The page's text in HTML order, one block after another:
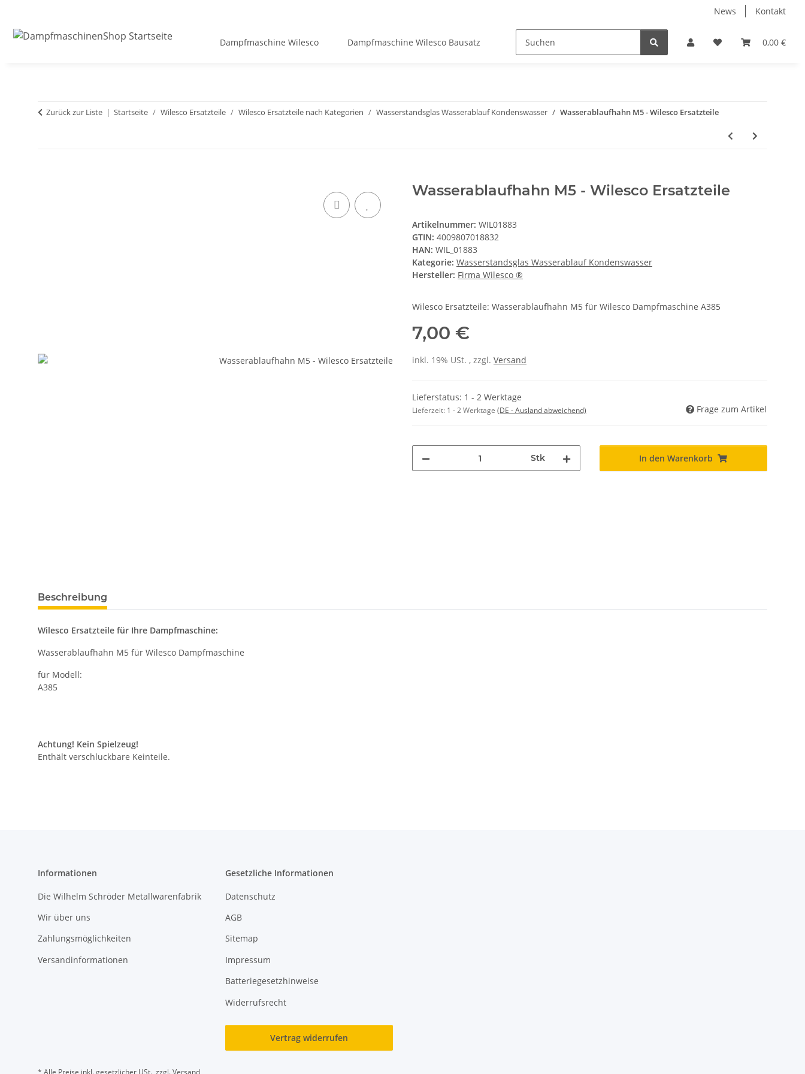
News Kontakt
0,00 €
Dampfmaschine Wilesco Dampfmaschine Wilesco Bausatz Dampfmaschine Wilesco Fahrzeuge Wilesco Zubehör
Zurück zur Liste Startseite Wilesco Ersatzteile Wilesco Ersatzteile nach Kategorien Wasserstandsglas Wasserablauf Kondenswasser Wasserablaufhahn M5 - Wilesco Ersatzteile
Wasserablaufhahn M5 - Wilesco Ersatzteile
Artikelnummer: WIL01883
GTIN: 4009807018832
HAN: WIL_01883
Kategorie: Wasserstandsglas Wasserablauf Kondenswasser
Hersteller: Firma Wilesco ®
Wilesco Ersatzteile: Wasserablaufhahn M5 für Wilesco Dampfmaschine A385
7,00 €
inkl. 19% USt. , zzgl. Versand
Lieferstatus: 1 - 2 Werktage
Lieferzeit: 1 - 2 Werktage (DE - Ausland abweichend) Frage zum Artikel
Stk In den Warenkorb
weitere Registerkarten anzeigen
Beschreibung
Wilesco Ersatzteile für Ihre Dampfmaschine:
Wasserablaufhahn M5 für Wilesco Dampfmaschine
für Modell:
A385
Achtung! Kein Spielzeug!
Enthält verschluckbare Keinteile.
Informationen
Die Wilhelm Schröder Metallwarenfabrik
Wir über uns
Zahlungsmöglichkeiten
Versandinformationen
Gesetzliche Informationen
Datenschutz
AGB
Sitemap
Impressum
Batteriegesetzhinweise
Widerrufsrecht
Vertrag widerrufen
* Alle Preise inkl. gesetzlicher USt., zzgl. Versand